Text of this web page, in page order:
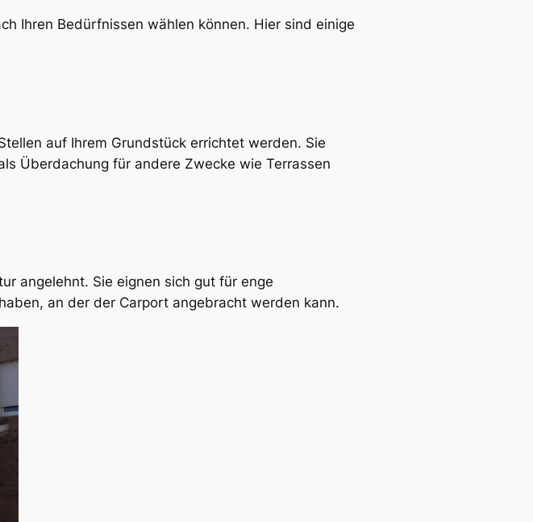
Ihren Bedürfnissen wählen können. Hier sind einige
auf Ihrem Grundstück errichtet werden. Sie
Überdachung für andere Zwecke wie Terrassen
angelehnt. Sie eignen sich gut für enge
an der der Carport angebracht werden kann.